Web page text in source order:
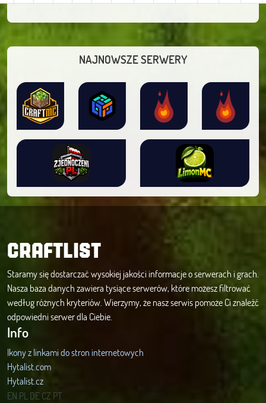
NAJNOWSZE SERWERY
CRAFTLIST
Staramy się dostarczać wysokiej jakości informacje o serwerach i grach.
Nasza baza danych zawiera tysiące serwerów, które możesz filtrować
według różnych kryteriów. Wierzymy, że nasz serwis pomoże Ci znaleźć
odpowiedni serwer dla Ciebie.
Info
Ikony z linkami do stron internetowych
Hytalist.com
Hytalist.cz
Hytamods.org
EN PL DECZ PT